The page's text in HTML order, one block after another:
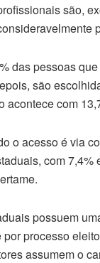
são,
das pessoas
são
acontece com
o acesso é via
com
possuem
processo
assumem o